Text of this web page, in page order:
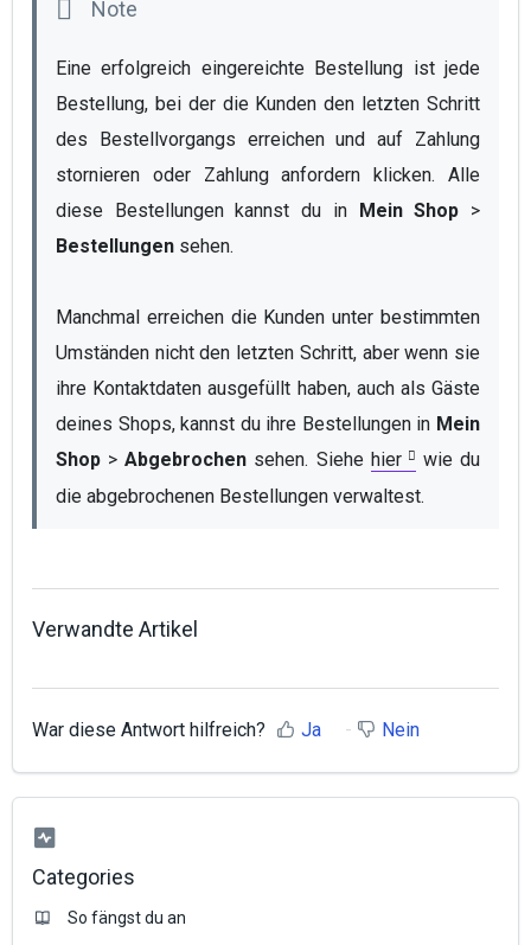
Eine erfolgreich eingereichte Bestellung ist jede
Bestellung, bei der die Kunden den letzten Schritt
des Bestellvorgangs erreichen und auf Zahlung
stornieren oder Zahlung anfordern klicken. Alle
diese Bestellungen kannst du in
Mein Shop
Bestellungen sehen.
Manchmal erreichen die Kunden unter bestimmten
Umständen nicht den letzten Schritt, aber wenn sie
ihre Kontaktdaten ausgefüllt haben, auch als Gäste
deines Shops, kannst du ihre Bestellungen in Mein
Shop > Abgebrochen sehen. Siehe hier
wie du
die abgebrochenen Bestellungen verwaltest.
Verwandte Artikel
War diese Antwort hilfreich? Ja Nein
Categories
So fängst du an